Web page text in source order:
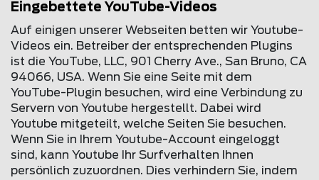
Eingebettete YouTube-Videos
Auf einigen unserer Webseiten betten wir Youtube-
Videos ein. Betreiber der entsprechenden Plugins
ist die YouTube, LLC, 901 Cherry Ave., San Bruno, CA
94066, USA. Wenn Sie eine Seite mit dem
YouTube-Plugin besuchen, wird eine Verbindung zu
Servern von Youtube hergestellt. Dabei wird
Youtube mitgeteilt, welche Seiten Sie besuchen.
Wenn Sie in Ihrem Youtube-Account eingeloggt
sind, kann Youtube Ihr Surfverhalten Ihnen
persönlich zuzuordnen. Dies verhindern Sie, indem